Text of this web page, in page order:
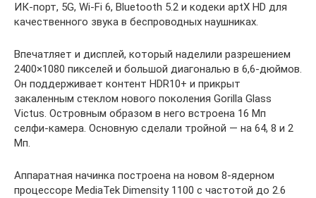
ИК-порт, 5G, Wi-Fi 6, Bluetooth 5.2 и кодеки aptX HD для
качественного звука в беспроводных наушниках.
Впечатляет и дисплей, который наделили разрешением
2400×1080 пикселей и большой диагональю в 6,6-дюймов.
Он поддерживает контент HDR10+ и прикрыт
закаленным стеклом нового поколения Gorilla Glass
Victus. Островным образом в него встроена 16 Мп
селфи-камера. Основную сделали тройной — на 64, 8 и 2
Мп.
Аппаратная начинка построена на новом 8-ядерном
процессоре MediaTek Dimensity 1100 с частотой до 2.6